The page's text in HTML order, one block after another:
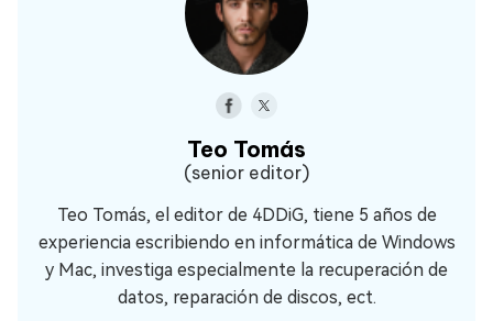
Teo Tomás
(senior editor)
Teo Tomás, el editor de 4DDiG, tiene 5 años de
experiencia escribiendo en informática de Windows
y Mac, investiga especialmente la recuperación de
datos, reparación de discos, ect.